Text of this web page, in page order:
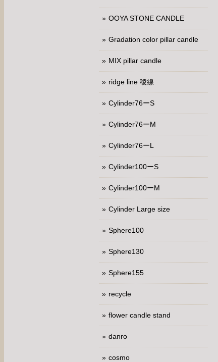
OOYA STONE CANDLE
Gradation color pillar candle
MIX pillar candle
ridge line 稜線
Cylinder76ーS
Cylinder76ーM
Cylinder76ーL
Cylinder100ーS
Cylinder100ーM
Cylinder Large size
Sphere100
Sphere130
Sphere155
recycle
flower candle stand
danro
cosmo